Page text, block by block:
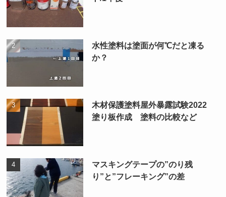
水性塗料は塗面が何℃だと凍る
か？
木材保護塗料屋外暴露試験2022
塗り板作成 塗料の比較など
マスキングテープの”のり残
り”と”フレーキング”の差